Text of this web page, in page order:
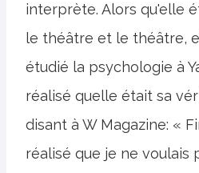
interprète. Alors qu'elle
le théâtre et le théâtre,
étudié la psychologie à
réalisé quelle était sa
disant à W Magazine: «
réalisé que je ne voulais